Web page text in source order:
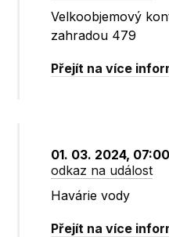
Velkoobjemový
zahradou 479
Přejít na více
01. 03. 2024,
odkaz na událost
Havárie vody
Přejít na více